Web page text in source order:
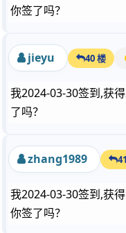
你签了吗？
jieyu 40 楼
我2024-03-30签到,获
了吗？
zhang1989
我2024-03-30签到,获
你签了吗？